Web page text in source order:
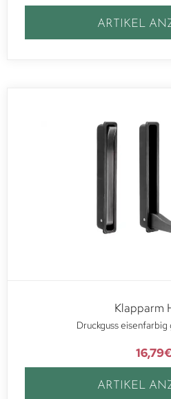
ARTIKEL
Klapparm
Druckguss
16,79
ARTIKEL